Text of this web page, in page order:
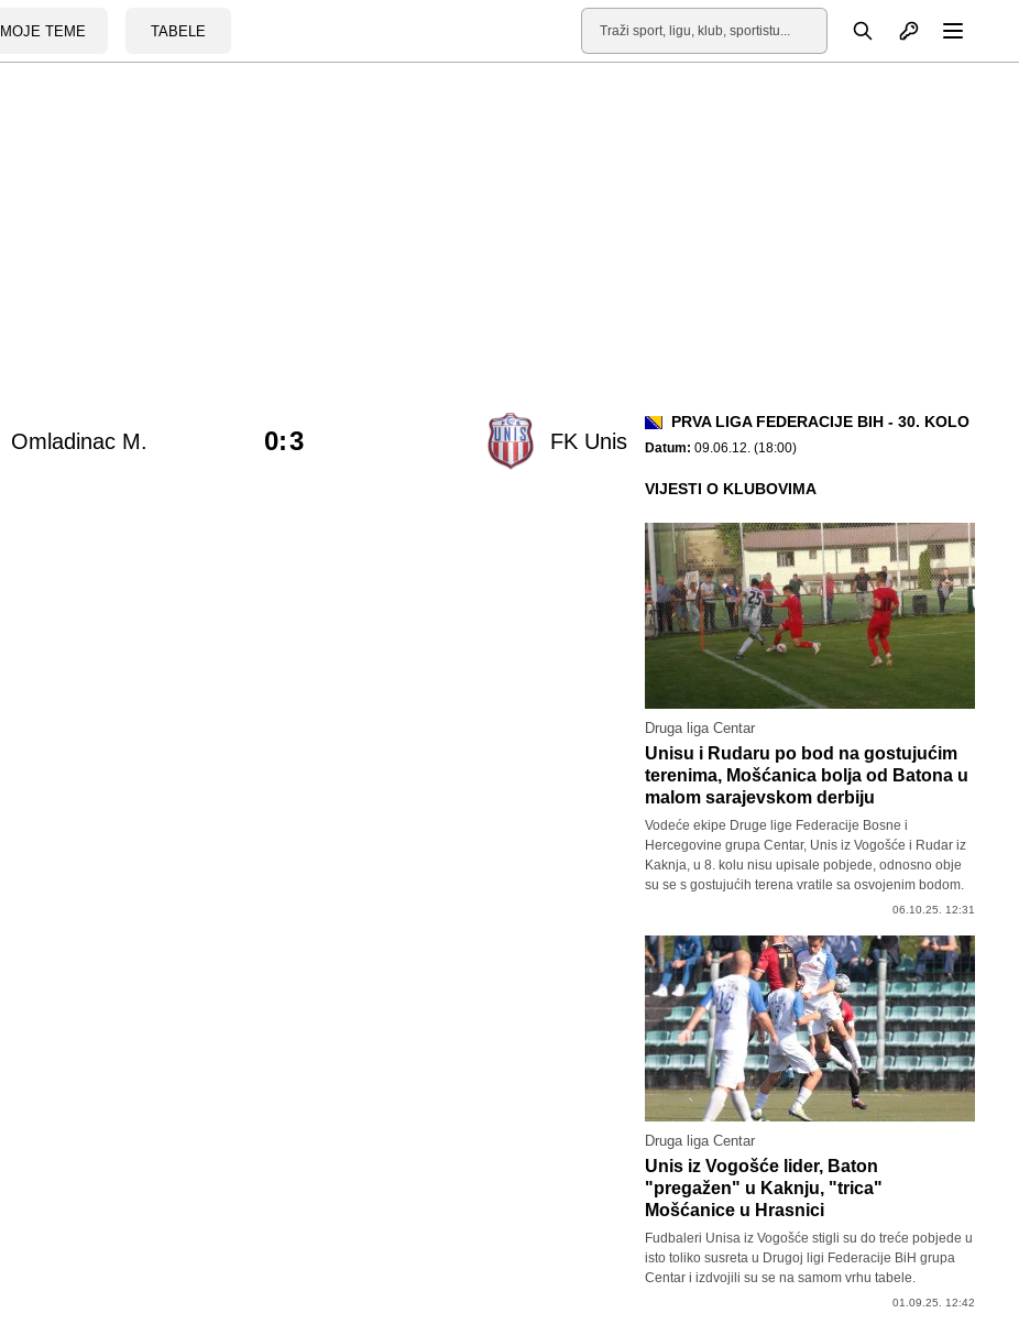
MOJE TEME TABELE
Pretraga Otvori profil
Omladinac M. FK Unis
0:3
PRVA LIGA FEDERACIJE BIH - 30. KOLO
Datum: 09.06.12. (18:00)
VIJESTI O KLUBOVIMA
Druga liga Centar
Unisu i Rudaru po bod na gostujućim
terenima, Mošćanica bolja od Batona u
malom sarajevskom derbiju
Vodeće ekipe Druge lige Federacije Bosne i
Hercegovine grupa Centar, Unis iz Vogošće i Rudar iz
Kaknja, u 8. kolu nisu upisale pobjede, odnosno obje
su se s gostujućih terena vratile sa osvojenim bodom.
06.10.25. 12:31
Druga liga Centar
Unis iz Vogošće lider, Baton
"pregažen" u Kaknju, "trica"
Mošćanice u Hrasnici
Fudbaleri Unisa iz Vogošće stigli su do treće pobjede u
isto toliko susreta u Drugoj ligi Federacije BiH grupa
Centar i izdvojili su se na samom vrhu tabele.
01.09.25. 12:42